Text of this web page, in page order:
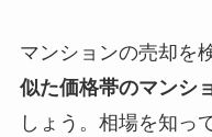
マンションの売却を
似た価格帯のマンシ
しょう。相場を知っ